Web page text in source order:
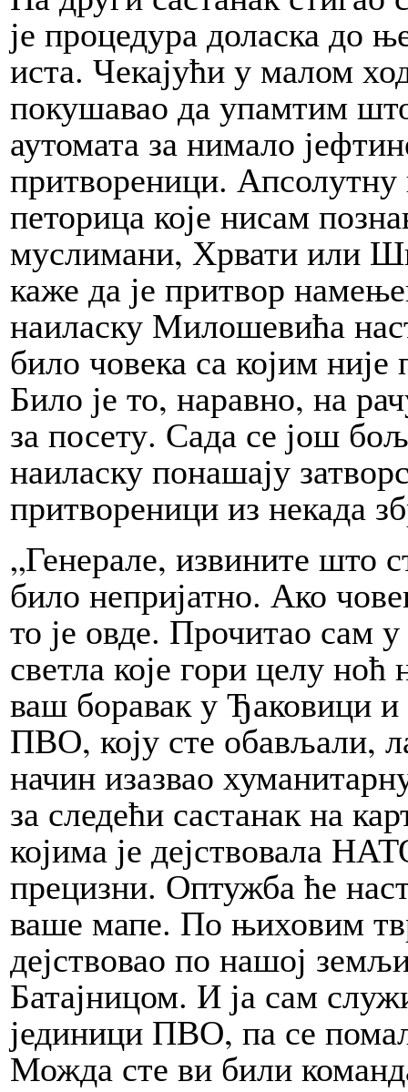
је процедура доласка до
иста. Чекајући у малом
покушавао да упамтим
аутомата за нимало
притвореници.
петорица које нисам
муслимани, Хрвати или
каже да је притвор
наиласку Милошевића
било човека са којим
Било је то, наравно, на
за посету. Сада се још
наиласку понашају
притвореници из некада
„Генерале, извините што
било непријатно. Ако
то је овде. Прочитао сам
светла које гори целу
ваш боравак у Ђаковици
ПВО, коју сте обављали,
начин изазвао
за следећи састанак на
којима је дејствовала
прецизни. Оптужба ће
ваше мапе. По њиховим
дејствовао по нашој
Батајницом. И ја сам
јединици ПВО, па се
Можда сте ви били